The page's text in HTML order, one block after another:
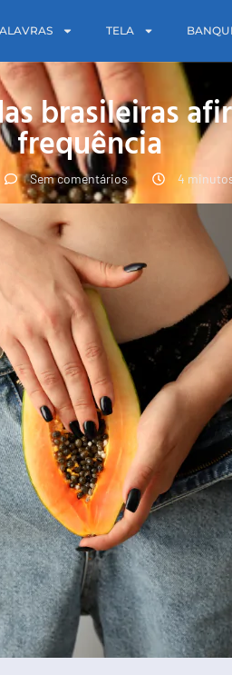
TELA
brasileiras
frequência
Sem comentários 4